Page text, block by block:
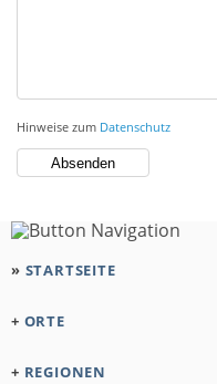
Hinweise zum Datenschutz
» STARTSEITE
+ ORTE
+ REGIONEN